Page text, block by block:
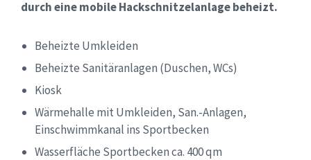
durch eine mobile Hackschnitzelanlage beheizt.
Beheizte Umkleiden
Beheizte Sanitäranlagen (Duschen, WCs)
Kiosk
Wärmehalle mit Umkleiden, San.-Anlagen,
Einschwimmkanal ins Sportbecken
Wasserfläche Sportbecken ca. 400 qm